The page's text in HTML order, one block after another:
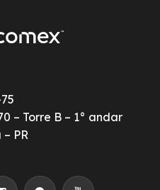
– Torre B – 1° andar
PR